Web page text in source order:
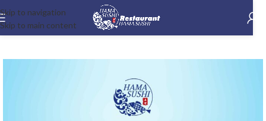
Skip to navigation
Skip to main content